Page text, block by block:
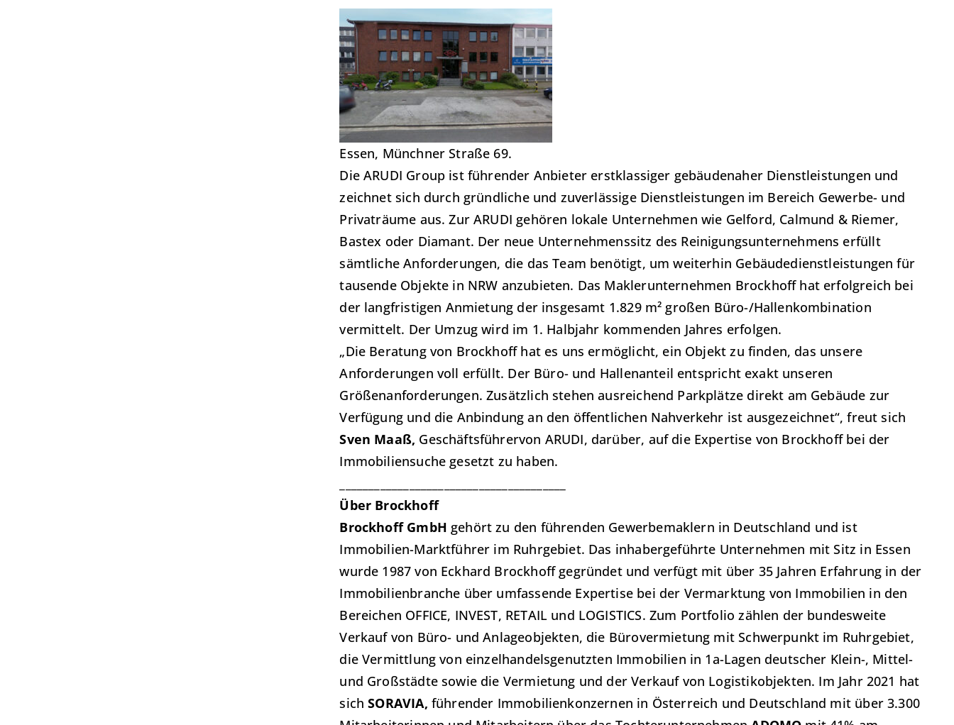
Essen, Münchner Straße 69.
Die ARUDI Group ist führender Anbieter erstklassiger gebäudenaher Dienstleistungen und
zeichnet sich durch gründliche und zuverlässige Dienstleistungen im Bereich Gewerbe- und
Privaträume aus. Zur ARUDI gehören lokale Unternehmen wie Gelford, Calmund & Riemer,
Bastex oder Diamant. Der neue Unternehmenssitz des Reinigungsunternehmens erfüllt
sämtliche Anforderungen, die das Team benötigt, um weiterhin Gebäudedienstleistungen für
tausende Objekte in NRW anzubieten. Das Maklerunternehmen Brockhoff hat erfolgreich bei
der langfristigen Anmietung der insgesamt 1.829 m² großen Büro-/Hallenkombination
vermittelt. Der Umzug wird im 1. Halbjahr kommenden Jahres erfolgen.
„Die Beratung von Brockhoff hat es uns ermöglicht, ein Objekt zu finden, das unsere
Anforderungen voll erfüllt. Der Büro- und Hallenanteil entspricht exakt unseren
Größenanforderungen. Zusätzlich stehen ausreichend Parkplätze direkt am Gebäude zur
Verfügung und die Anbindung an den öffentlichen Nahverkehr ist ausgezeichnet“, freut sich
Sven Maaß, Geschäftsführervon ARUDI, darüber, auf die Expertise von Brockhoff bei der
Immobiliensuche gesetzt zu haben.
Über Brockhoff
Brockhoff GmbH gehört zu den führenden Gewerbemaklern in Deutschland und ist
Immobilien-Marktführer im Ruhrgebiet. Das inhabergeführte Unternehmen mit Sitz in Essen
wurde 1987 von Eckhard Brockhoff gegründet und verfügt mit über 35 Jahren Erfahrung in der
Immobilienbranche über umfassende Expertise bei der Vermarktung von Immobilien in den
Bereichen OFFICE, INVEST, RETAIL und LOGISTICS. Zum Portfolio zählen der bundesweite
Verkauf von Büro- und Anlageobjekten, die Bürovermietung mit Schwerpunkt im Ruhrgebiet,
die Vermittlung von einzelhandelsgenutzten Immobilien in 1a-Lagen deutscher Klein-, Mittel-
und Großstädte sowie die Vermietung und der Verkauf von Logistikobjekten. Im Jahr 2021 hat
sichSORAVIA, führender Immobilienkonzernen in Österreich und Deutschland mit über 3.300